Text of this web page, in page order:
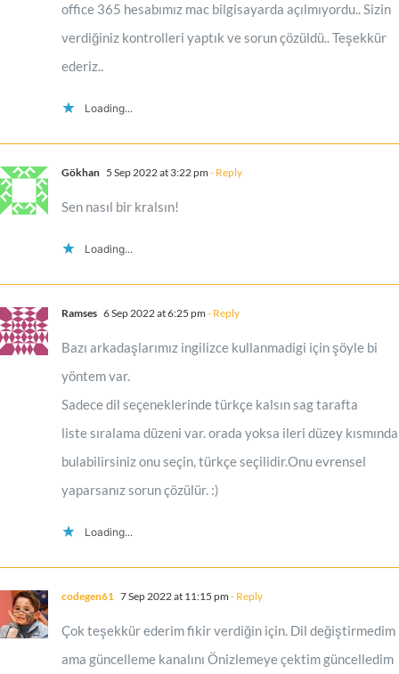
office 365 hesabımız mac bilgisayarda açılmıyordu.. Sizin
verdiğiniz kontrolleri yaptık ve sorun çözüldü.. Teşekkür
ederiz..
Loading...
Gökhan 5 Sep 2022 at 3:22 pm - Reply
Sen nasıl bir kralsın!
Loading...
Ramses 6 Sep 2022 at 6:25 pm - Reply
Bazı arkadaşlarımız ingilizce kullanmadigi için şöyle bi
yöntem var.
Sadece dil seçeneklerinde türkçe kalsın sag tarafta
liste sıralama düzeni var. orada yoksa ileri düzey kısmında
bulabilirsiniz onu seçin, türkçe seçilidir.Onu evrensel
yaparsanız sorun çözülür. :)
Loading...
codegen61 7 Sep 2022 at 11:15 pm - Reply
Çok teşekkür ederim fikir verdiğin için. Dil değiştirmedim
ama güncelleme kanalını Önizlemeye çektim güncelledim